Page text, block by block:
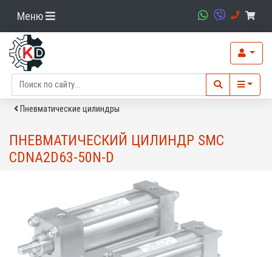
Меню
Пневматические цилиндры
ПНЕВМАТИЧЕСКИЙ ЦИЛИНДР SMC
CDNA2D63-50N-D